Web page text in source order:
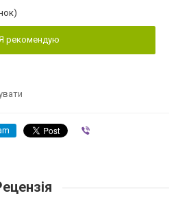
рекомендую